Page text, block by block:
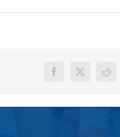
Facebook
X